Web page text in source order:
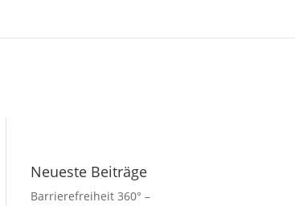
Neueste Beiträge
Barrierefreiheit 360° –